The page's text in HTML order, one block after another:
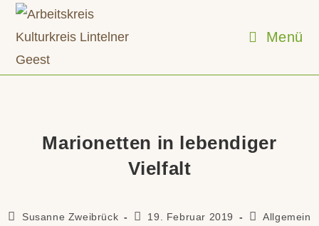
Zum
springen
Menü
Marionetten in lebendiger
Vielfalt
Beitrags-
Susanne Zweibrück
Beitrag
19. Februar 2019
Beitrags-
Allgemein